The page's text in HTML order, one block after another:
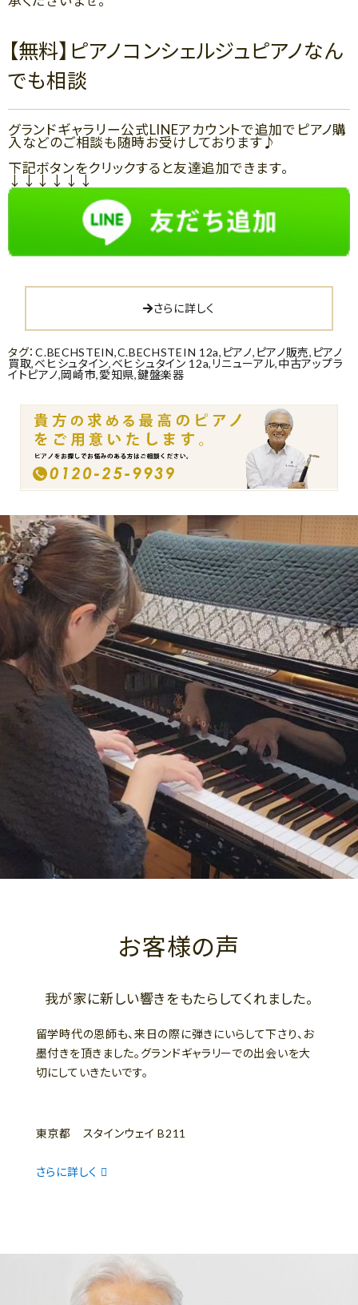
【無料】ピアノコンシェルジュピアノなん
でも相談
グランドギャラリー公式LINEアカウントで追加でピアノ購
入などのご相談も随時お受けしております♪
下記ボタンをクリックすると友達追加できます。
↓↓↓↓↓↓
さらに詳しく
タグ：C.BECHSTEIN,C.BECHSTEIN 12a, ピアノ, ピアノ販売, ピアノ
買取,ベヒシュタイン,ベヒシュタイン 12a, リニューアル,中古アップラ
イトピアノ,岡崎市,愛知県,鍵盤楽器
お客様の声
我が家に新しい響きをもたらしてくれました。
留学時代の恩師も、来日の際に弾きにいらして下さり、お
墨付きを頂きました。グランドギャラリーでの出会いを大
切にしていきたいです。
東京都 スタインウェイ B211
さらに詳しく